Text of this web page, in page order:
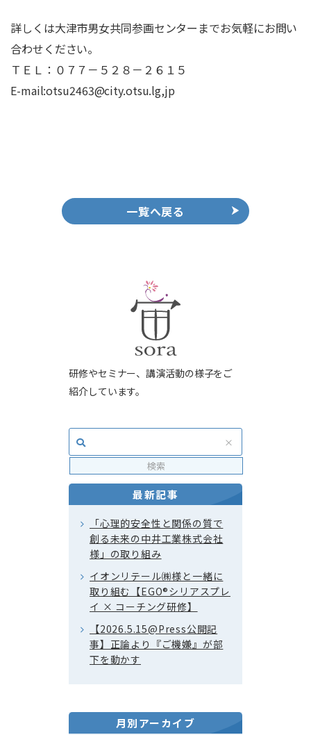
詳しくは大津市男女共同参画センターまでお気軽にお問い
合わせください。
ＴＥＬ：０７７－５２８－２６１５
E-mail:otsu2463@city.otsu.lg,jp
一覧へ戻る
研修やセミナー、講演活動の様子をご
紹介しています。
最新記事
「心理的安全性と関係の質で
創る未来の中井工業株式会社
様」の取り組み
イオンリテール㈱様と一緒に
取り組む【EGO®シリアスプレ
イ × コーチング研修】
【2026.5.15@Press公開記
事】正論より『ご機嫌』が部
下を動かす
月別アーカイブ